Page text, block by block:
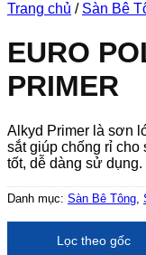
Trang chủ / Sàn Bê
EURO
PRIMER
Alkyd Primer là sơn
sắt giúp chống rỉ cho
tốt, dễ dàng sử dụng.
Danh mục: Sàn Bê Tông
Lọc theo gốc